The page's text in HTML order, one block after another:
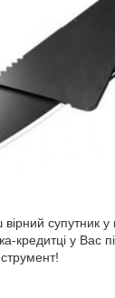
супутник у
кредитці у Вас